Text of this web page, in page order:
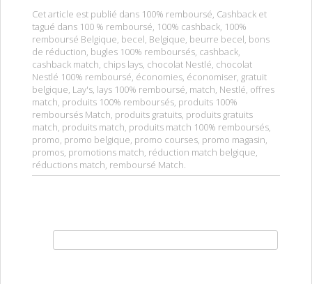
Cet article est publié dans 100% remboursé, Cashback et
tagué dans 100 % remboursé, 100% cashback, 100%
remboursé Belgique, becel, Belgique, beurre becel, bons
de réduction, bugles 100% remboursés, cashback,
cashback match, chips lays, chocolat Nestlé, chocolat
Nestlé 100% remboursé, économies, économiser, gratuit
belgique, Lay's, lays 100% remboursé, match, Nestlé, offres
match, produits 100% remboursés, produits 100%
remboursés Match, produits gratuits, produits gratuits
match, produits match, produits match 100% remboursés,
promo, promo belgique, promo courses, promo magasin,
promos, promotions match, réduction match belgique,
réductions match, remboursé Match.